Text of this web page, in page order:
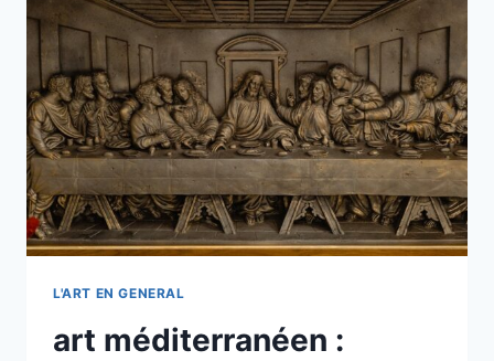
TECHNOLOGIE
TRANSFORME
LA
CRÉATION
ARTISTIQUE
EN
2025
?
L'ART EN GENERAL
art méditerranéen :